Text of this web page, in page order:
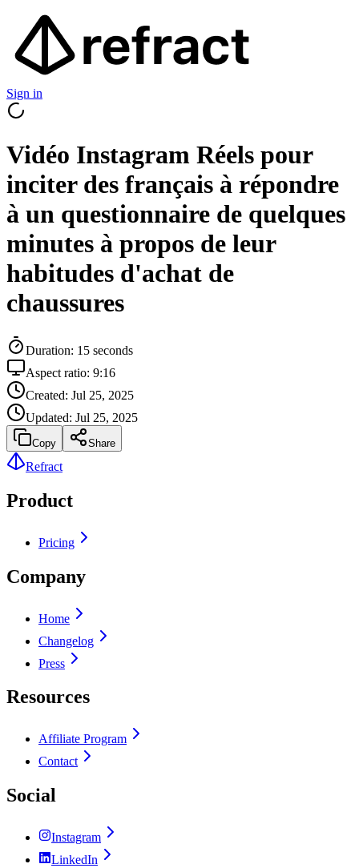
Sign in
Vidéo Instagram Réels pour
inciter des français à répondre
à un questionnaire de quelques
minutes à propos de leur
habitudes d'achat de
chaussures
Duration: 15 seconds
Aspect ratio: 9:16
Created: Jul 25, 2025
Updated: Jul 25, 2025
Copy Share
Refract
Product
Pricing
Company
Home
Changelog
Press
Resources
Affiliate Program
Contact
Social
Instagram
LinkedIn